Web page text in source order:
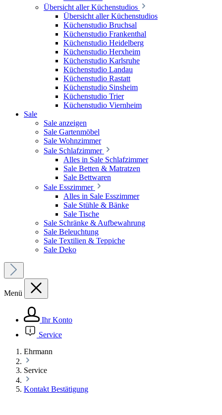
Übersicht aller Küchenstudios
Übersicht aller Küchenstudios
Küchenstudio Bruchsal
Küchenstudio Frankenthal
Küchenstudio Heidelberg
Küchenstudio Herxheim
Küchenstudio Karlsruhe
Küchenstudio Landau
Küchenstudio Rastatt
Küchenstudio Sinsheim
Küchenstudio Trier
Küchenstudio Viernheim
Sale
Sale anzeigen
Sale Gartenmöbel
Sale Wohnzimmer
Sale Schlafzimmer
Alles in Sale Schlafzimmer
Sale Betten & Matratzen
Sale Bettwaren
Sale Esszimmer
Alles in Sale Esszimmer
Sale Stühle & Bänke
Sale Tische
Sale Schränke & Aufbewahrung
Sale Beleuchtung
Sale Textilien & Teppiche
Sale Deko
Menü
Ihr Konto
Service
Ehrmann
Service
Kontakt Bestätigung